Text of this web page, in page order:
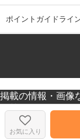
お気に入り
ポイントガイドライ
掲載の情報・画像
を禁じます。
口コミなどの投
ますのでご注意く